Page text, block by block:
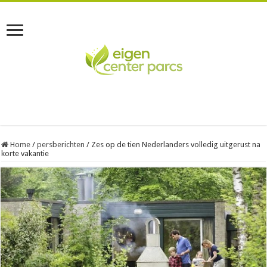
Home / persberichten / Zes op de tien Nederlanders volledig uitgerust na
korte vakantie